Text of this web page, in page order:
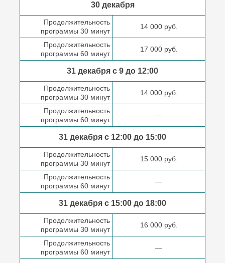
30 декабря
Продолжительность
программы 30 минут
14 000 руб.
Продолжительность
программы 60 минут
17 000 руб.
31 декабря с 9 до 12:00
Продолжительность
программы 30 минут
14 000 руб.
Продолжительность
программы 60 минут
—
31 декабря с 12:00 до 15:00
Продолжительность
программы 30 минут
15 000 руб.
Продолжительность
программы 60 минут
—
31 декабря с 15:00 до 18:00
Продолжительность
программы 30 минут
16 000 руб.
Продолжительность
программы 60 минут
—